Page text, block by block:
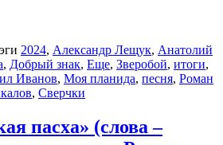
2024, Александр Лещук, Анатолий
, Добрый знак, Еще, Зверобой, итоги,
Иванов, Моя планида, песня, Роман
, Сверчки
пасха» (слова –